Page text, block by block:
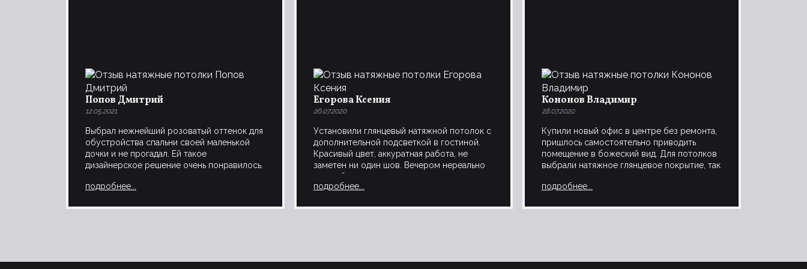
Попов Дмитрий
12.05.2021
Выбрал нежнейший розоватый оттенок для
обустройства спальни своей маленькой
дочки и не прогадал. Ей такое
дизайнерское решение очень понравилось.
подробнее...
Егорова Ксения
26.07.2020
Установили глянцевый натяжной потолок с
дополнительной подсветкой в гостиной.
Красивый цвет, аккуратная работа, не
заметен ни один шов. Вечером нереально
волшебно отражается подсветка.
подробнее...
Кононов Владимир
28.07.2020
Купили новый офис в центре без ремонта,
пришлось самостоятельно приводить
помещение в божеский вид. Для потолков
выбрали натяжное глянцевое покрытие, так
на штукатурку. Полгода уже работаем в
вчера установлены были. Рекомендую, не
подробнее...